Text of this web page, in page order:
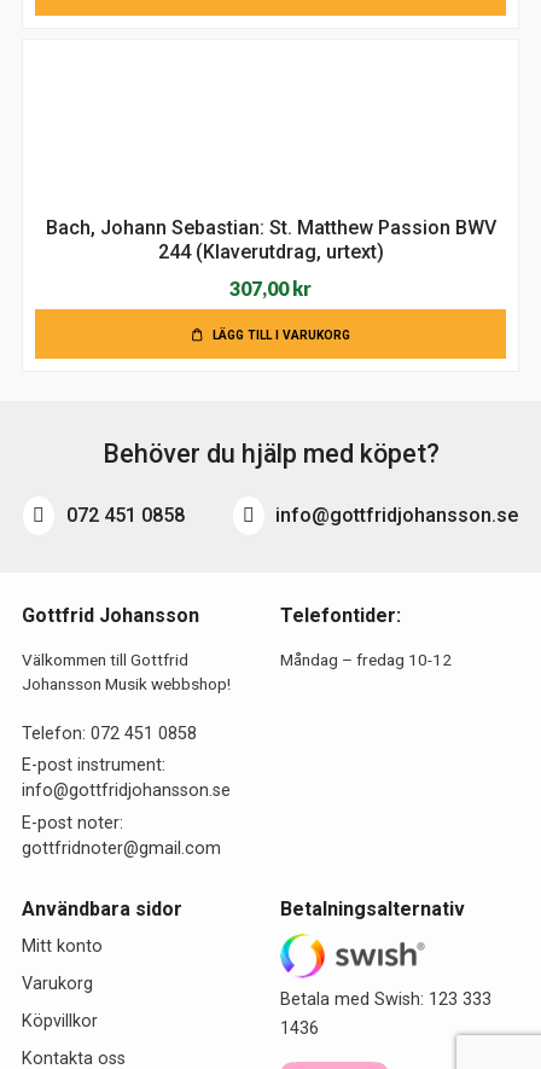
Bach, Johann Sebastian: St. Matthew Passion BWV
244 (Klaverutdrag, urtext)
307,00 kr
LÄGG TILL I VARUKORG
Behöver du hjälp med köpet?
072 451 0858 info@gottfridjohansson.se
Gottfrid Johansson
Välkommen till Gottfrid
Johansson Musik webbshop!
Telefon: 072 451 0858
E-post instrument:
info@gottfridjohansson.se
E-post noter:
gottfridnoter@gmail.com
Telefontider:
Måndag – fredag 10-12
Användbara sidor
Mitt konto
Varukorg
Köpvillkor
Kontakta oss
Betalningsalternativ
Betala med Swish: 123 333
1436